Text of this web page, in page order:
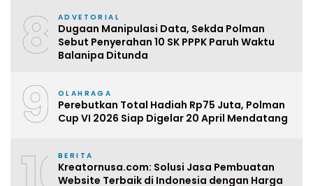
8 ADVETORIAL
Dugaan Manipulasi Data, Sekda Polman
Sebut Penyerahan 10 SK PPPK Paruh Waktu
Balanipa Ditunda
9 OLAHRAGA
Perebutkan Total Hadiah Rp75 Juta, Polman
Cup VI 2026 Siap Digelar 20 April Mendatang
BERITA
Kreatornusa.com: Solusi Jasa Pembuatan
Website Terbaik di Indonesia dengan Harga